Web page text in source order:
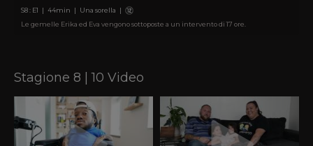
S8: E1 | 44min | Una sorella
|
Le gemelle Erika ed Eva vengono sottoposte a un intervento di 17 ore.
Stagione 8 | 10 Video